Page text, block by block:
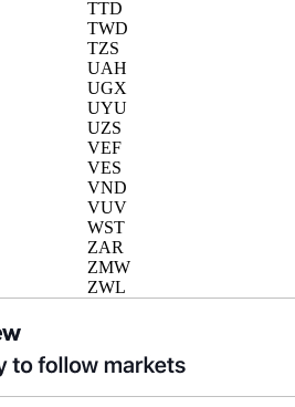
TTD
TWD
TZS
UAH
UGX
UYU
UZS
VEF
VES
VND
VUV
WST
ZAR
ZMW
ZWL